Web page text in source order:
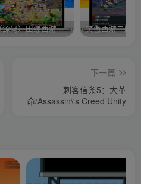
–（源码）田螺西游9.0 假人摆摊18门派飞升渡劫化圣助战最新BB谛听…. 笑傲西游二版-
下一篇
刺客信条5：大革
命/Assassin\'s Creed Unity